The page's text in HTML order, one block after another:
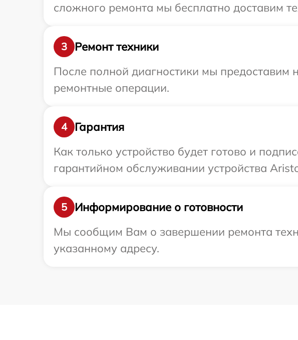
сложного ремонта мы бесплатно доставим
3
Ремонт техники
После полной диагностики мы предоставим
ремонтные операции.
4
Гарантия
Как только устройство будет готово и
гарантийном обслуживании устройства
5
Информирование о готовности
Мы сообщим Вам о завершении ремонта
указанному адресу.